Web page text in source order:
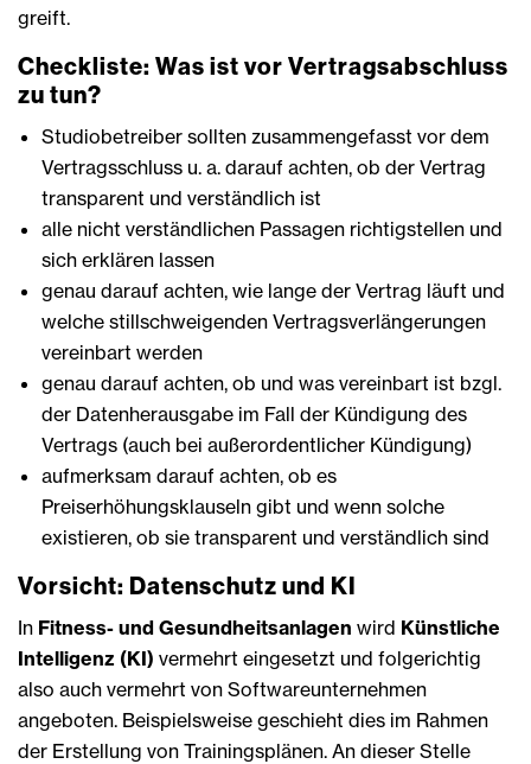
greift.
Checkliste: Was ist vor Vertragsabschluss
zu tun?
Studiobetreiber sollten zusammengefasst vor dem
Vertragsschluss u. a. darauf achten, ob der Vertrag
transparent und verständlich ist
alle nicht verständlichen Passagen richtigstellen und
sich erklären lassen
genau darauf achten, wie lange der Vertrag läuft und
welche stillschweigenden Vertragsverlängerungen
vereinbart werden
genau darauf achten, ob und was vereinbart ist bzgl.
der Datenherausgabe im Fall der Kündigung des
Vertrags (auch bei außerordentlicher Kündigung)
aufmerksam darauf achten, ob es
Preiserhöhungsklauseln gibt und wenn solche
existieren, ob sie transparent und verständlich sind
Vorsicht: Datenschutz und KI
In Fitness- und Gesundheitsanlagen wird Künstliche
Intelligenz (KI) vermehrt eingesetzt und folgerichtig
also auch vermehrt von Softwareunternehmen
angeboten. Beispielsweise geschieht dies im Rahmen
der Erstellung von Trainingsplänen. An dieser Stelle